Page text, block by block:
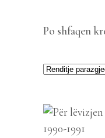
Po shfaqen